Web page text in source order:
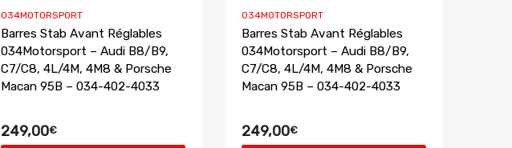
034MOTORSPORT
Barres Stab Avant Réglables
034Motorsport – Audi B8/B9,
C7/C8, 4L/4M, 4M8 & Porsche
Macan 95B – 034-402-4033
249,00€
034MOTORSPORT
Barres Stab Avant Réglables
034Motorsport – Audi B8/B9,
C7/C8, 4L/4M, 4M8 & Porsche
Macan 95B – 034-402-4033
249,00€